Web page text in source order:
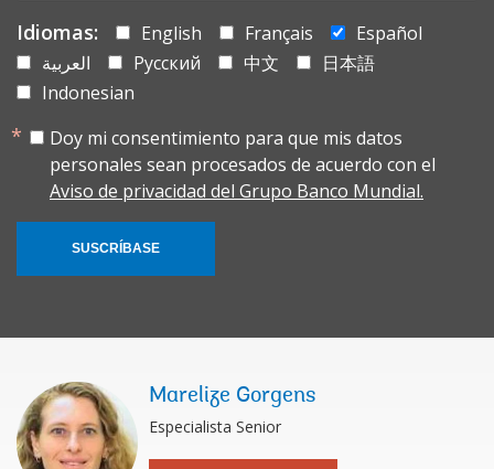
Idiomas: English Français
Español
العربية
Русский 中文
日本語
Indonesian
Doy mi consentimiento para que mis datos
personales sean procesados de acuerdo con el
Aviso de privacidad del Grupo Banco Mundial.
SUSCRÍBASE
Marelize Gorgens
Especialista Senior